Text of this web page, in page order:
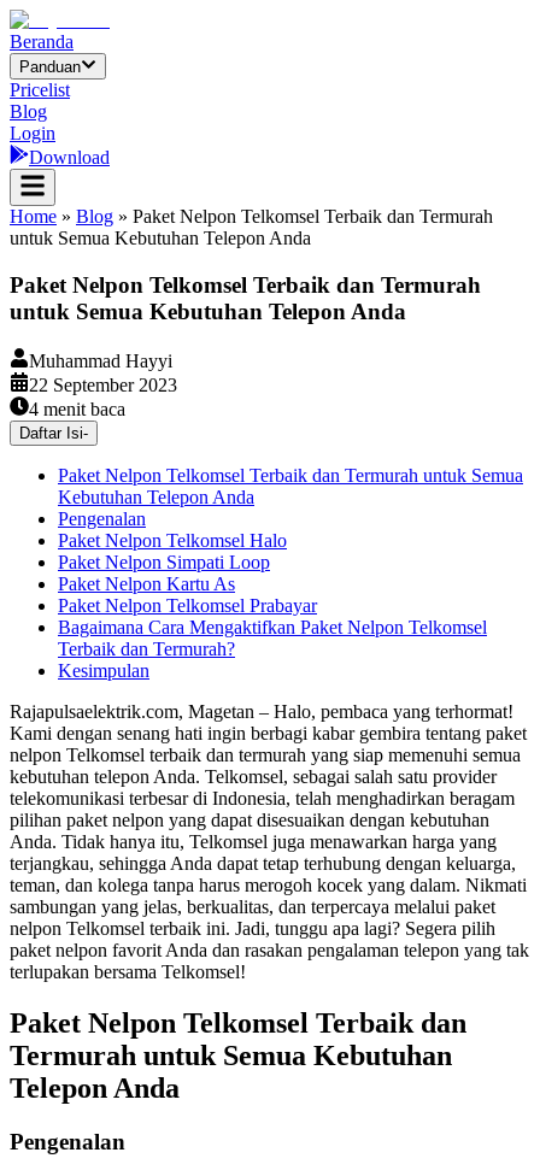
Beranda
Panduan
Pricelist
Blog
Login
Download
Home » Blog » Paket Nelpon Telkomsel Terbaik dan Termurah
untuk Semua Kebutuhan Telepon Anda
Paket Nelpon Telkomsel Terbaik dan Termurah
untuk Semua Kebutuhan Telepon Anda
Muhammad Hayyi
22 September 2023
4 menit baca
Daftar Isi-
Paket Nelpon Telkomsel Terbaik dan Termurah untuk Semua
Kebutuhan Telepon Anda
Pengenalan
Paket Nelpon Telkomsel Halo
Paket Nelpon Simpati Loop
Paket Nelpon Kartu As
Paket Nelpon Telkomsel Prabayar
Bagaimana Cara Mengaktifkan Paket Nelpon Telkomsel
Terbaik dan Termurah?
Kesimpulan
Rajapulsaelektrik.com, Magetan – Halo, pembaca yang terhormat!
Kami dengan senang hati ingin berbagi kabar gembira tentang paket
nelpon Telkomsel terbaik dan termurah yang siap memenuhi semua
kebutuhan telepon Anda. Telkomsel, sebagai salah satu provider
telekomunikasi terbesar di Indonesia, telah menghadirkan beragam
pilihan paket nelpon yang dapat disesuaikan dengan kebutuhan
Anda. Tidak hanya itu, Telkomsel juga menawarkan harga yang
terjangkau, sehingga Anda dapat tetap terhubung dengan keluarga,
teman, dan kolega tanpa harus merogoh kocek yang dalam. Nikmati
sambungan yang jelas, berkualitas, dan terpercaya melalui paket
nelpon Telkomsel terbaik ini. Jadi, tunggu apa lagi? Segera pilih
paket nelpon favorit Anda dan rasakan pengalaman telepon yang tak
terlupakan bersama Telkomsel!
Paket Nelpon Telkomsel Terbaik dan
Termurah untuk Semua Kebutuhan
Telepon Anda
Pengenalan